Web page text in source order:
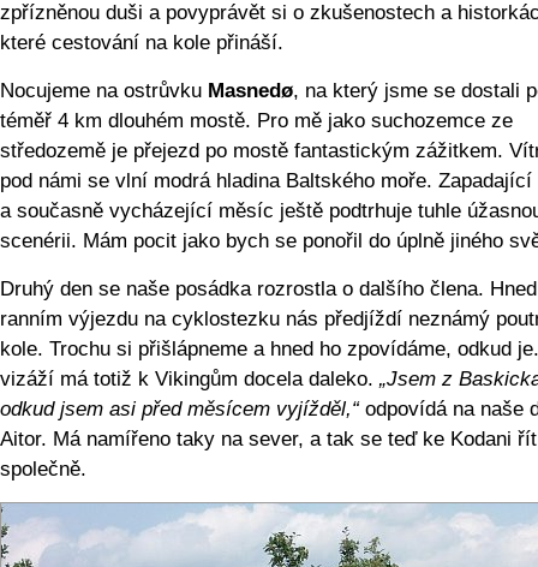
zpřízněnou duši a povyprávět si o zkušenostech a
které cestování na kole přináší.
Nocujeme na ostrůvku Masnedø, na který jsme se dostali
téměř 4 km dlouhém mostě. Pro mě jako suchozemce ze
středozemě je přejezd po mostě fantastickým zážitkem.
pod námi se vlní modrá hladina Baltského moře. Zapadající
a současně vycházející měsíc ještě podtrhuje tuhle
scenérii. Mám pocit jako bych se ponořil do úplně jiného
Druhý den se naše posádka rozrostla o dalšího člena.
ranním výjezdu na cyklostezku nás předjíždí neznámý
kole. Trochu si přišlápneme a hned ho zpovídáme, odkud
vizáží má totiž k Vikingům docela daleko. „Jsem z
odkud jsem asi před měsícem vyjížděl,“odpovídá na naše
Aitor. Má namířeno taky na sever, a tak se teď ke Kodani
společně.